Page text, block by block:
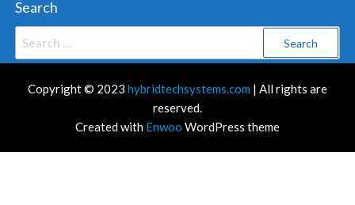
Search
Copyright © 2023 hybridtechsystems.com | All rights are
reserved.
Created with Enwoo WordPress theme